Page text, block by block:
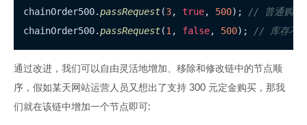
chainOrder500.passRequest(3, true, 500);
// 普通购买
chainOrder500.passRequest(1 , false, 500); // 库存不
通过改进，我们可以自由灵活地增加、移除和修改链中的节点顺
序，假如某天网站运营人员又想出了支持 300 元定金购买，那我
们就在该链中增加一个节点即可: